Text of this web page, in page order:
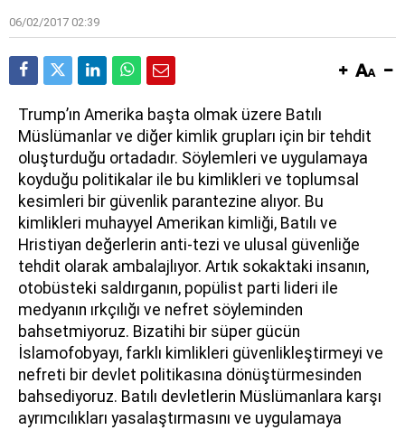
06/02/2017 02:39
Trump’ın Amerika başta olmak üzere Batılı
Müslümanlar ve diğer kimlik grupları için bir tehdit
oluşturduğu ortadadır. Söylemleri ve uygulamaya
koyduğu politikalar ile bu kimlikleri ve toplumsal
kesimleri bir güvenlik parantezine alıyor. Bu
kimlikleri muhayyel Amerikan kimliği, Batılı ve
Hristiyan değerlerin anti-tezi ve ulusal güvenliğe
tehdit olarak ambalajlıyor. Artık sokaktaki insanın,
otobüsteki saldırganın, popülist parti lideri ile
medyanın ırkçılığı ve nefret söyleminden
bahsetmiyoruz. Bizatihi bir süper gücün
İslamofobyayı, farklı kimlikleri güvenlikleştirmeyi ve
nefreti bir devlet politikasına dönüştürmesinden
bahsediyoruz. Batılı devletlerin Müslümanlara karşı
ayrımcılıkları yasalaştırmasını ve uygulamaya